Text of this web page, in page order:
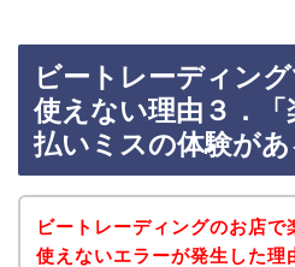
ビートレーディン
使えない理由３．
払いミスの体験があ
ビートレーディングのお店で
使えないエラーが発生した理